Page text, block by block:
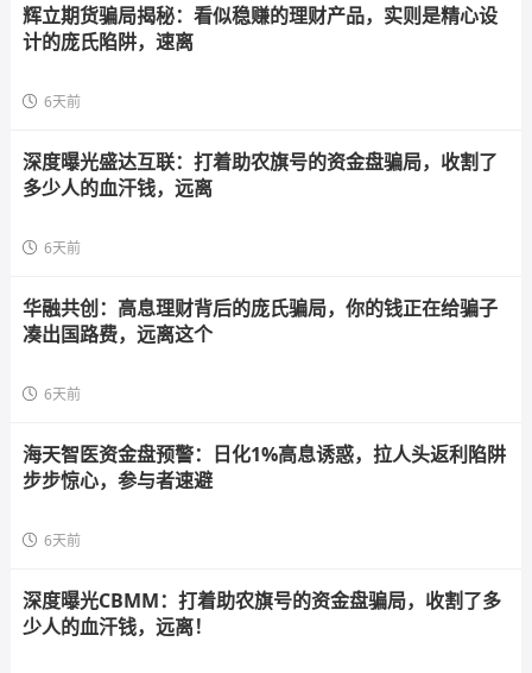
辉立期货骗局揭秘：看似稳赚的理财产品，实则是精心设
计的庞氏陷阱，速离
6天前
深度曝光盛达互联：打着助农旗号的资金盘骗局，收割了
多少人的血汗钱，远离
6天前
华融共创：高息理财背后的庞氏骗局，你的钱正在给骗子
凑出国路费，远离这个
6天前
海天智医资金盘预警：日化1%高息诱惑，拉人头返利陷阱
步步惊心，参与者速避
6天前
深度曝光CBMM：打着助农旗号的资金盘骗局，收割了多
少人的血汗钱，远离！